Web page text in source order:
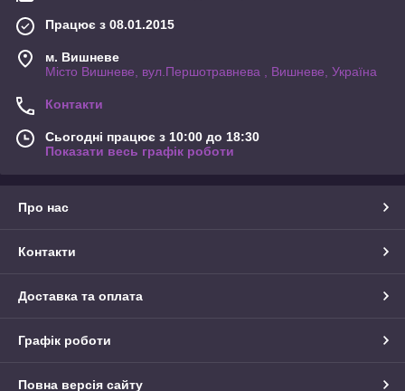
Працює з 08.01.2015
м. Вишневе
Місто Вишневе, вул.Першотравнева , Вишневе, Україна
Контакти
Сьогодні працює з 10:00 до 18:30
Показати весь графік роботи
Про нас
Контакти
Доставка та оплата
Графік роботи
Повна версія сайту